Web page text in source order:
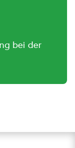
bei der